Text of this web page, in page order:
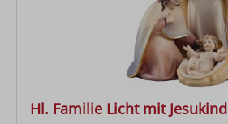
Hl. Familie Licht mit Jesukind